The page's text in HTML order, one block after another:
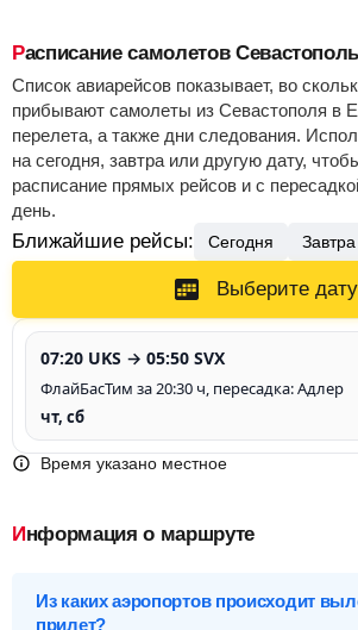
Расписание самолетов
Список авиарейсов показывает, во
прибывают самолеты из Севастополя в
перелета, а также дни следования.
на сегодня, завтра или другую дату,
расписание прямых рейсов и с
день.
Ближайшие рейсы: Сегодня Завтра
Выберите дату
07:20 UKS → 05:50 SVX
ФлайБасТим за 20:30 ч, пересадка: Адлер
чт, сб
Время указано местное
Информация о маршруте
Из каких аэропортов происходит
прилет?